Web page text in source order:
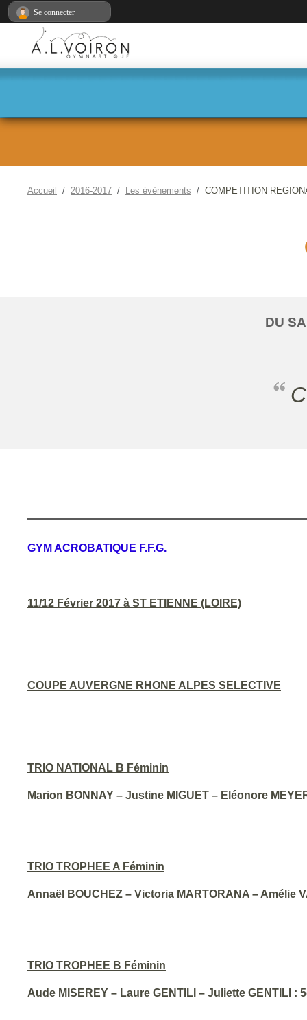
Accueil 2016-2017 Les évènements COMPETITION
DU
GYM ACROBATIQUE F.F.G.
11/12 Février 2017 à ST ETIENNE (LOIRE)
COUPE AUVERGNE RHONE ALPES SELECTIVE
TRIO NATIONAL B Féminin
Marion BONNAY – Justine MIGUET – Eléonore
TRIO TROPHEE A Féminin
Annaël BOUCHEZ – Victoria MARTORANA – Amélie
TRIO TROPHEE B Féminin
Aude MISEREY – Laure GENTILI – Juliette GENTILI :
Se connecter
Panneau de gestion des cookies